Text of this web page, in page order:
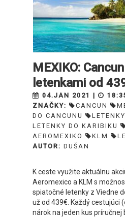
MEXIKO:
letenkami od
04.JAN 2021 |
ZNAČKY:
CANCUN
DO CANCUNU
LETENKY DO KARIBIKU
AEROMEXIKO
KLM
AUTOR: DUŠAN
K ceste využite aktuálnu
Aeromexico a KLM s
spiatočné letenky z Viedne
už od 439€. Každý cestujúci
nárok na jeden kus